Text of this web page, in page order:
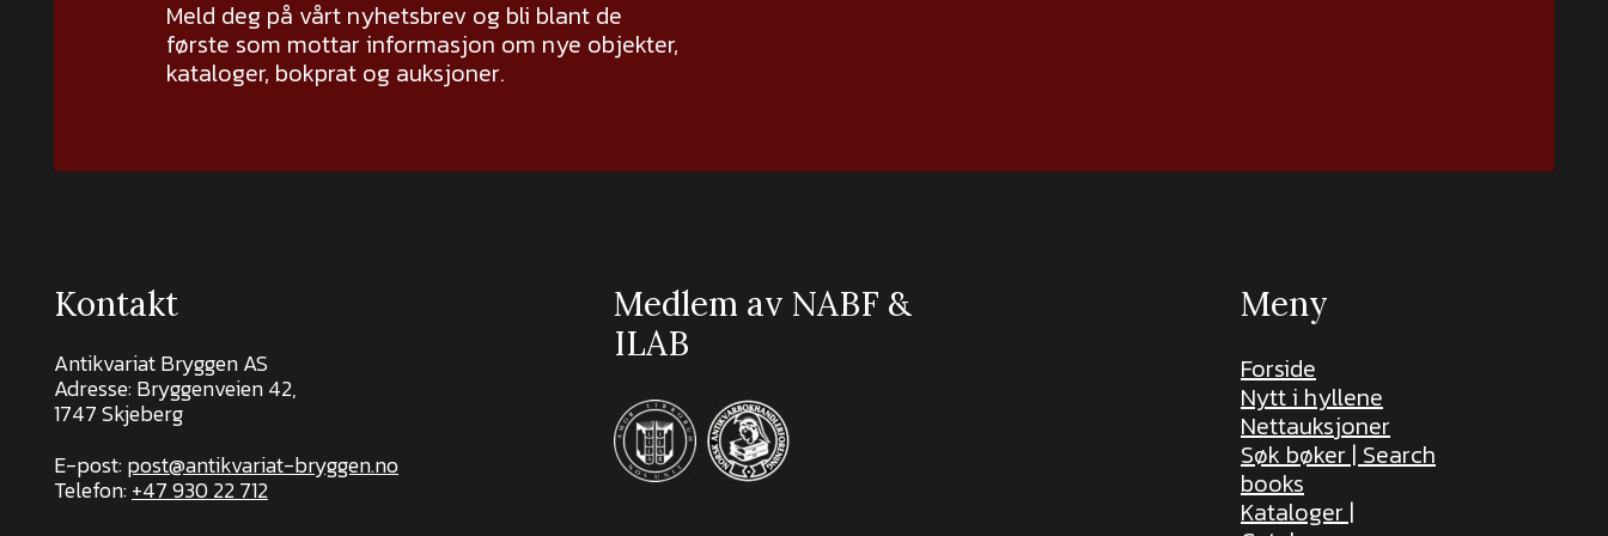
Meld deg på vårt nyhetsbrev og bli blant de
første som mottar informasjon om nye objekter,
kataloger, bokprat og auksjoner.
Kontakt
Antikvariat Bryggen AS
Adresse: Bryggenveien 42,
1747 Skjeberg
E-post:post@antikvariat-bryggen.no
Telefon:+47 930 22 712
Medlem av NABF &
ILAB
Meny
Forside
Nytt i hyllene
Nettauksjoner
Søk bøker | Search
books
Kataloger |